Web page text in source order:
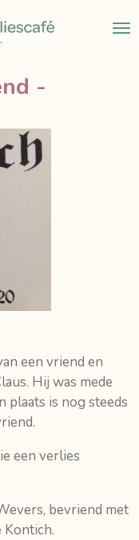
-
een vriend en
Hij was mede
plaats is nog steeds
een verlies
bevriend met
Kontich.